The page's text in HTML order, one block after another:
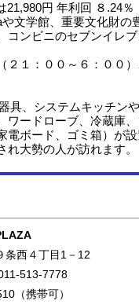
円 年利回 ８.24％
文学館、重要文化財の
ンビニのセブンイレブ
１：００～６：００
、システムキッチン
ードローブ、冷蔵庫
ボード、ゴミ箱）が
大勢の人が訪れます。
西４丁目1－12
513-7778
（携帯可）